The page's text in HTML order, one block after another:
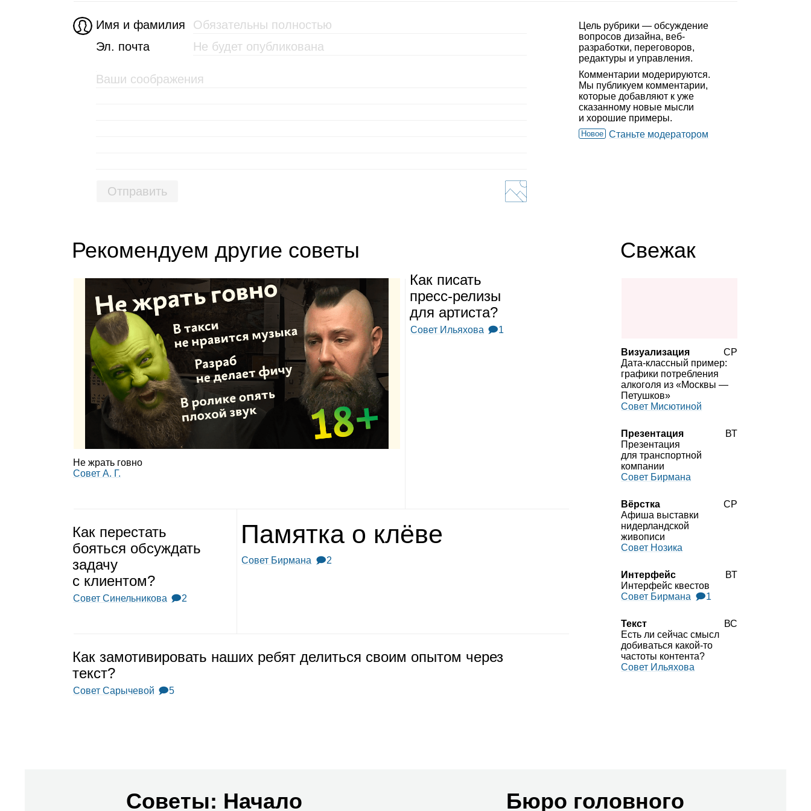
Имя и фамилия
Эл. почта
Отправить
Цель рубрики — обсуждение
вопросов дизайна, веб-
разработки, переговоров,
редактуры и управления.
Комментарии модерируются.
Мы публикуем комментарии,
которые добавляют к уже
сказанному новые мысли
и хорошие примеры.
Новое Станьте модератором
Рекомендуем другие советы
Не жрать говно
Совет А. Г.
Как писать
пресс‑релизы
для арти­ста?
Совет Ильяхова 🗩1
Как пере­стать
бояться обсуж­дать
задачу
с кли­ен­том?
Совет Синельникова 🗩2
Памятка о клёве
Совет Бирмана 🗩2
Как замо­ти­ви­ро­вать наших ребят делиться своим опы­том через
текст?
Совет Сарычевой 🗩5
Свежак
Визуализация
Дата‑классный пример:
графики потребления
алкоголя из «Москвы —
Петушков»
Совет Мисютиной
СР
Презентация
Презентация
для транспортной
компании
Совет Бирмана
ВТ
Вёрстка
Афиша выставки
нидерландской
живописи
Совет Нозика
СР
Интерфейс
Интерфейс квестов
Совет Бирмана 🗩1
ВТ
Текст
Есть ли сейчас смысл
добиваться какой‑то
частоты контента?
Совет Ильяхова
ВС
Советы: Начало
Бюро головного